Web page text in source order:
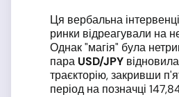
Ця вербальна
ринки відреагували на
Однак "магія" була
пара USD/JPY
траєкторію, закривши
період на позначці